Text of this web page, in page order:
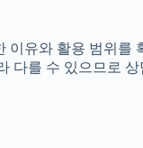
유와 활용 범위를
다를 수 있으므로